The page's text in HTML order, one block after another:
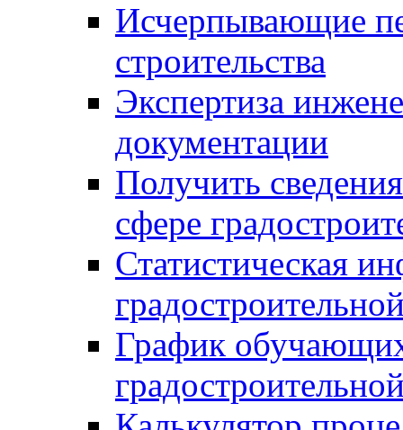
Исчерпывающие
строительства
Экспертиза
документации
Получить
сфере
Статистическая
График